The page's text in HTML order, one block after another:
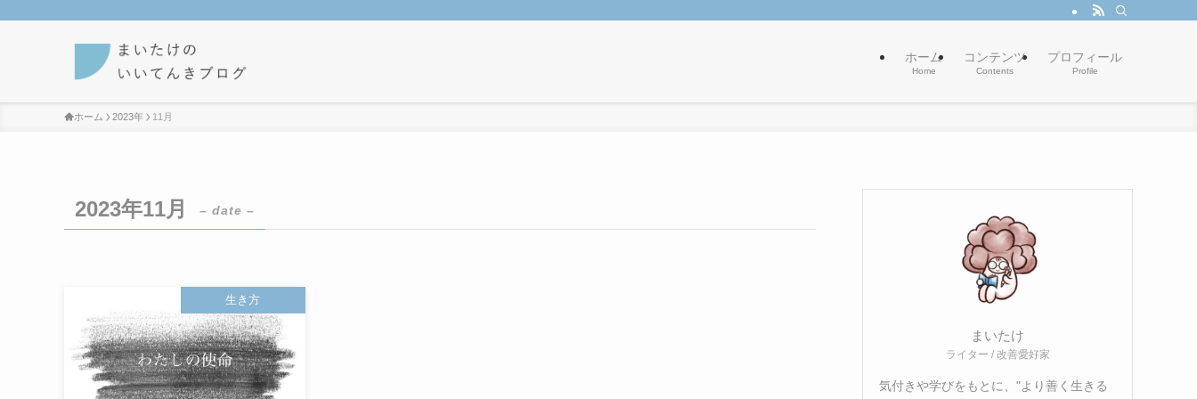
ホーム
Home
コンテンツ
Contents
プロフィール
Profile
ホーム 2023年 11月
2023年11月 – date –
生き方
まいたけ
ライター / 改善愛好家
気付きや学びをもとに、"より善く生きる